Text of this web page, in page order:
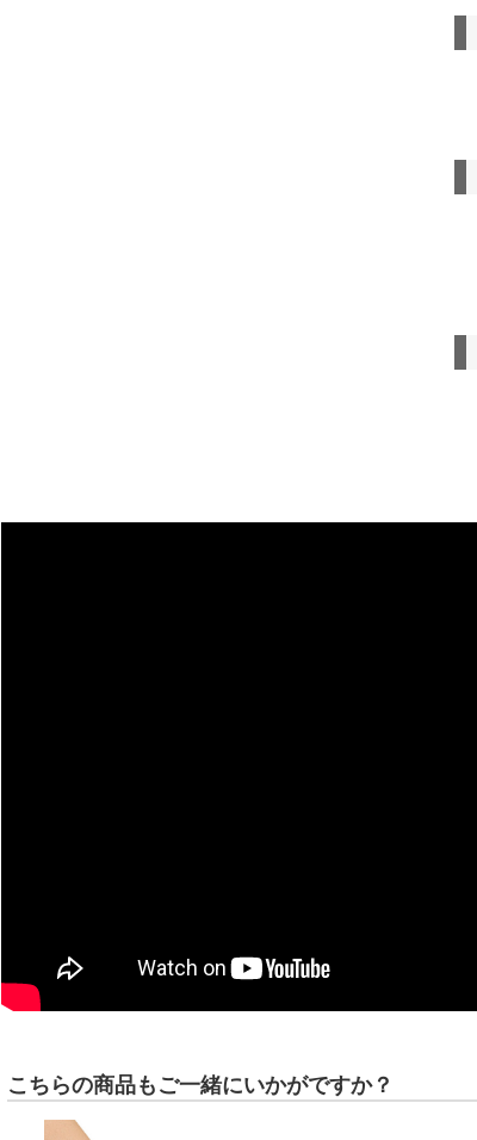
こちらの商品もご一緒にいかがですか？